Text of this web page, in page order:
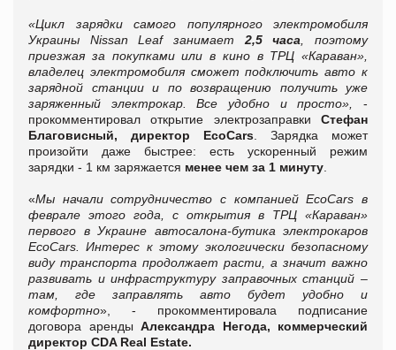
«Цикл зарядки самого популярного электромобиля
Украины Nissan Leaf занимает 2,5 часа , поэтому
приезжая за покупками или в кино в ТРЦ «Караван»,
владелец электромобиля сможет подключить авто к
зарядной станции и по возвращению получить уже
заряженный электрокар. Все удобно и просто»,
-
прокомментировал открытие электрозаправки Стефан
Благовисный, директор EcoCars . Зарядка может
произойти даже быстрее: есть ускоренный режим
зарядки - 1 км заряжается менее чем за 1 минуту
«Мы начали сотрудничество с компанией EcoCars в
феврале этого года, с открытия в ТРЦ «Караван»
первого в Украине автосалона-бутика электрокаров
EcoCars. Интерес к этому экологически безопасному
виду транспорта продолжает расти, а значит важно
развивать и инфраструктуру заправочных станций –
там, где заправлять авто будет удобно и
комфортно», - прокомментировала подписание
договора аренды Александра Негода, коммерческий
директор CDA Real Estate.